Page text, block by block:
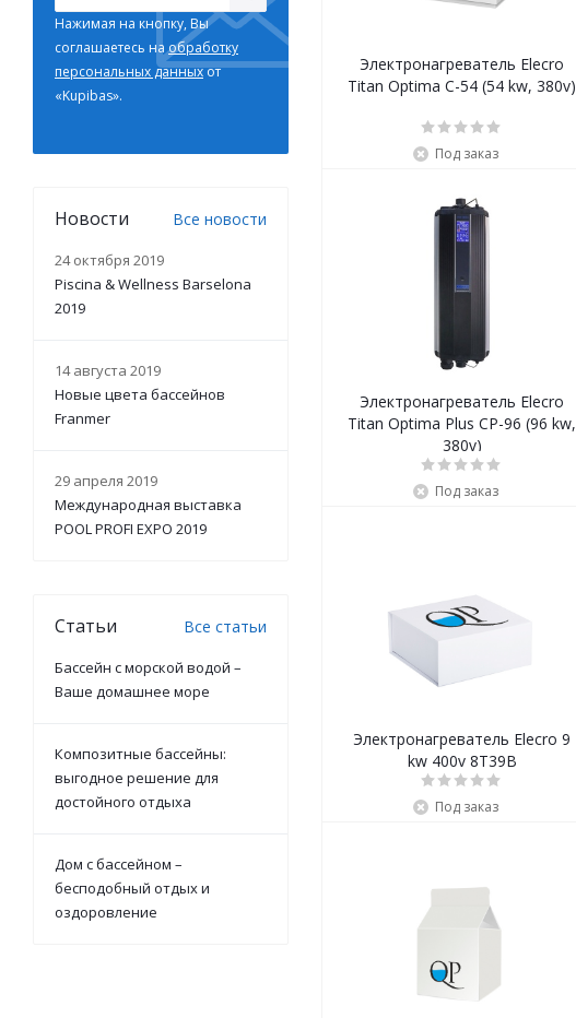
Электронагреватель Elecro
Titan Optima C-54 (54 kw, 380v)
Под заказ
Электронагреватель Elecro
Titan Optima Plus CP-96 (96 kw,
380v)
Под заказ
Электронагреватель Elecro 9
kw 400v 8Т39В
Под заказ
Нажимая на кнопку, Вы
соглашаетесь наобработку
персональных данныхот
«Kupibas».
Новости Все новости
24 октября 2019
Piscina & Wellness Barselona
2019
14 августа 2019
Новые цвета бассейнов
Franmer
29 апреля 2019
Международная выставка
POOL PROFI EXPO 2019
Статьи Все статьи
Бассейн с морской водой –
Ваше домашнее море
Композитные бассейны:
выгодное решение для
достойного отдыха
Дом с бассейном –
бесподобный отдых и
оздоровление